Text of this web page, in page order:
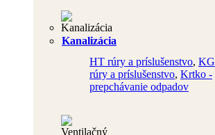
Kanalizácia
HT rúry a príslušenstvo, KG
rúry a príslušenstvo, Krtko -
prepchávanie odpadov